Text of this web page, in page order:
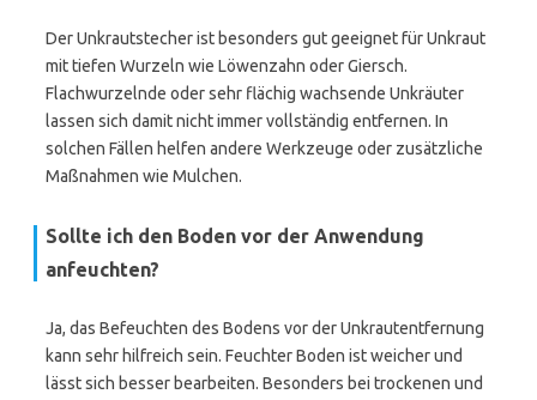
Der Unkrautstecher ist besonders gut geeignet für Unkraut
mit tiefen Wurzeln wie Löwenzahn oder Giersch.
Flachwurzelnde oder sehr flächig wachsende Unkräuter
lassen sich damit nicht immer vollständig entfernen. In
solchen Fällen helfen andere Werkzeuge oder zusätzliche
Maßnahmen wie Mulchen.
Sollte ich den Boden vor der Anwendung
anfeuchten?
Ja, das Befeuchten des Bodens vor der Unkrautentfernung
kann sehr hilfreich sein. Feuchter Boden ist weicher und
lässt sich besser bearbeiten. Besonders bei trockenen und